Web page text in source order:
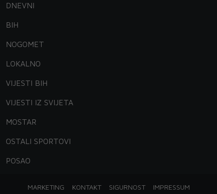
DNEVNI
BIH
NOGOMET
LOKALNO
VIJESTI BIH
VIJESTI IZ SVIJETA
MOSTAR
OSTALI SPORTOVI
POSAO
MARKETING KONTAKT SIGURNOST
IMPRESSUM